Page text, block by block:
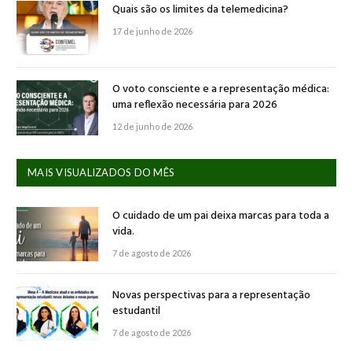
Quais são os limites da telemedicina?
17 de junho de 2026
O voto consciente e a representação médica:
uma reflexão necessária para 2026
12 de junho de 2026
MAIS VISUALIZADOS DO MÊS
O cuidado de um pai deixa marcas para toda a
vida.
7 de agosto de 2026
Novas perspectivas para a representação
estudantil
7 de agosto de 2026